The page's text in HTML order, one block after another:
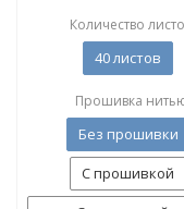
Количество
40 листов
Прошивка
Без прошивки
С прошивкой